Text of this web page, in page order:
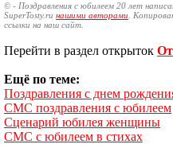
© - Поздравления с юбилеем 20 лет
SuperTosty.ru нашими авторами .
ссылки на наш сайт.
Перейти в раздел открыток
Ещё по теме:
Поздравления с днем
СМС поздравления с юбилеем
Сценарий юбилея женщины
СМС с юбилеем в стихах